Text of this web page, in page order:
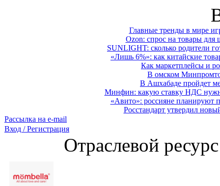
Главные тренды в мире
Ozon: спрос на товары для
SUNLIGHT: сколько родители
«Лишь 6%»: как китайские
Как маркетплейсы и
В омском
В Ашхабаде пройдет
Минфин: какую ставку НДС
«Авито»: россияне планируют
Росстандарт утвердил
Рассылка на e-mail
Вход / Регистрация
Отраслевой